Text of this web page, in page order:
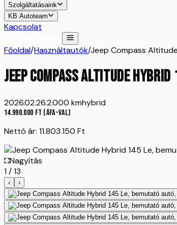
Szolgáltatásaink
KB Autoteam
Kapcsolat
Főoldal/Használtautók/Jeep Compass
Jeep Compass Altitude
2026.02.26.2.000 kmhybrid
14.990.000 Ft (ÁFA-val)
Nettó ár: 11.803.150 Ft
Nagyítás
1/13
‹ ›